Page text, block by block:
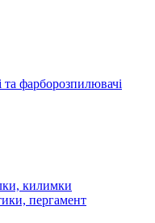
фарборозпилювачі
килимки
пергамент